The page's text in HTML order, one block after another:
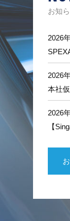
お知
2026
2026
本社
2026
【